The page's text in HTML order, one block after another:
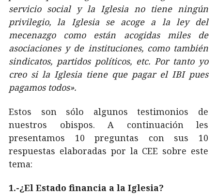
servicio social y la Iglesia no tiene ningún
privilegio, la Iglesia se acoge a la ley del
mecenazgo como están acogidas miles de
asociaciones y de instituciones, como también
sindicatos, partidos políticos, etc. Por tanto yo
creo si la Iglesia tiene que pagar el IBI pues
pagamos todos».
Estos son sólo algunos testimonios de
nuestros obispos. A continuación les
presentamos 10 preguntas con sus 10
respuestas elaboradas por la CEE sobre este
tema:
1.-¿El Estado financia a la Iglesia?